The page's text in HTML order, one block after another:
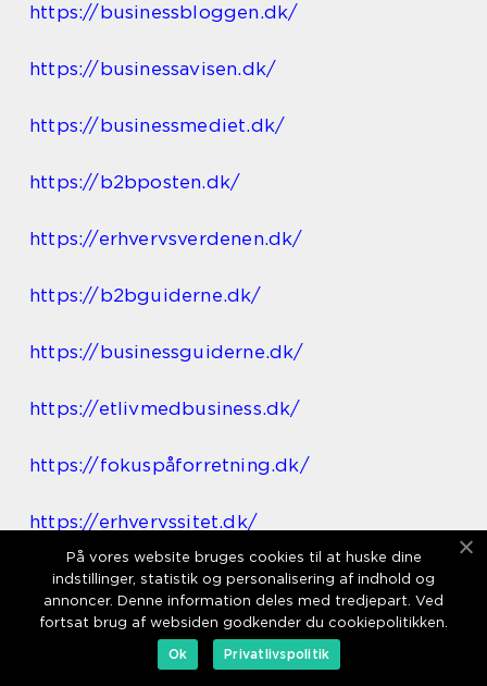
https://businessbloggen.dk/
https://businessavisen.dk/
https://businessmediet.dk/
https://b2bposten.dk/
https://erhvervsverdenen.dk/
https://b2bguiderne.dk/
https://businessguiderne.dk/
https://etlivmedbusiness.dk/
https://fokuspåforretning.dk/
https://erhvervssitet.dk/
https://erhvervsvirksomheder.dk/
https://erhvervskommunikation.dk/
På vores website bruges cookies til at huske dine
indstillinger, statistik og personalisering af indhold og
annoncer. Denne information deles med tredjepart. Ved
fortsat brug af websiden godkender du cookiepolitikken.
Ok
Privatlivspolitik